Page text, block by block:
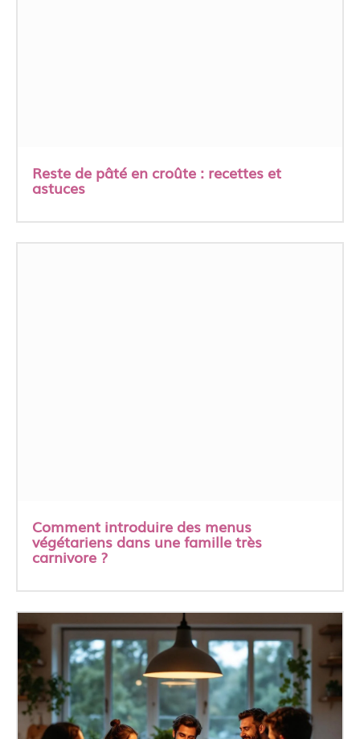
Reste de pâté en croûte : recettes et
astuces
Comment introduire des menus
végétariens dans une famille très
carnivore ?